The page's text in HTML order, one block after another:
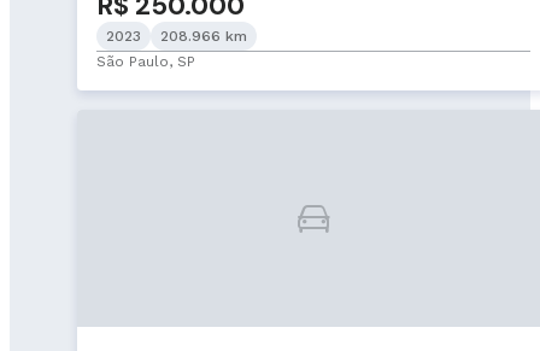
2023
208.966 km
São Paulo, SP